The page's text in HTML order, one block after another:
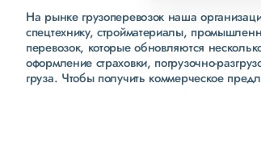
На рынке грузоперевозок наша
спецтехнику, стройматериалы,
перевозок, которые обновляются
оформление страховки, погрузочно-
груза. Чтобы получить коммерческое